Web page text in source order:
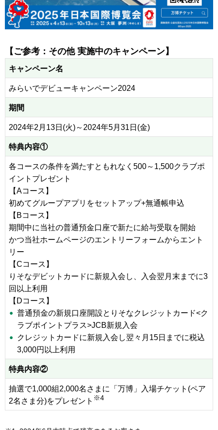
【ご参考：その他 実施中のキャンペーン】
キャンペーン名
みらいでデビューキャンペーン2024
期間
2024年2月13日(火)～2024年5月31日(金)
特典内容①
各コースの条件を満たすともれなく500～1,500クラブポ
イントプレゼント
【Aコース】
初めてグループアプリをセットアップ+無通帳申込
【Bコース】
期間中に当社の普通預金口座で新たに給与受取を開始
かつ当社ホームページのエントリーフォームからエント
リー
【Cコース】
りそなデビットカードに新規入会し、入会翌月末までに3
回以上利用
【Dコース】
普通預金の新規口座開設とりそなクレジットカード<ク
ラブポイントプラス>JCB新規入会
クレジットカードに新規入会し翌々月15日までに税込
3,000円以上利用
特典内容②
抽選で1,000組2,000名さまに「万博」入場チケット(ペア
2名さま分)をプレゼント ※4